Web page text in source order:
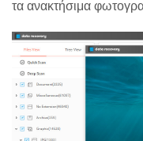
τα ανακτήσιμα